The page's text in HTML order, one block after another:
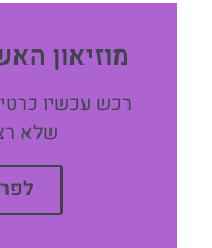
מוזיאון
רכש עכשיו
שלא